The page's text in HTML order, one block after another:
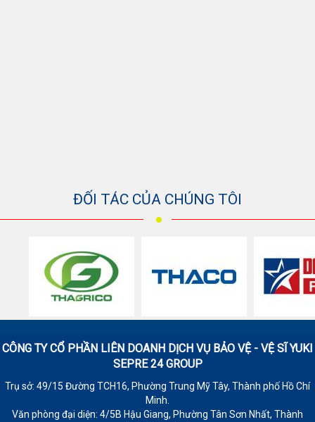
ĐỐI TÁC CỦA CHÚNG TÔI
CÔNG TY CỔ PHẦN LIÊN DOANH DỊCH VỤ BẢO VỆ - VỆ SĨYUKI
SEPRE 24 GROUP
Trụ sở: 49/15 Đường TCH16, Phường Trung Mỹ Tây, Thành phố Hồ Chí
Minh.
Văn phòng đại diện: 4/5B Hậu Giang, Phường Tân Sơn Nhất, Thành